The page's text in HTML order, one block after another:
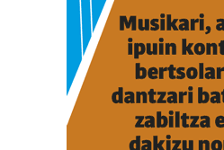
zure baimena Cookieen
Webgune honek cookie
fitxategiak erabiltzen ditu. Zure
zerbitzuak hobetzeko asmoz,
baliatzen gara. Ohar hau
erabiltzeko baimen esplizitua